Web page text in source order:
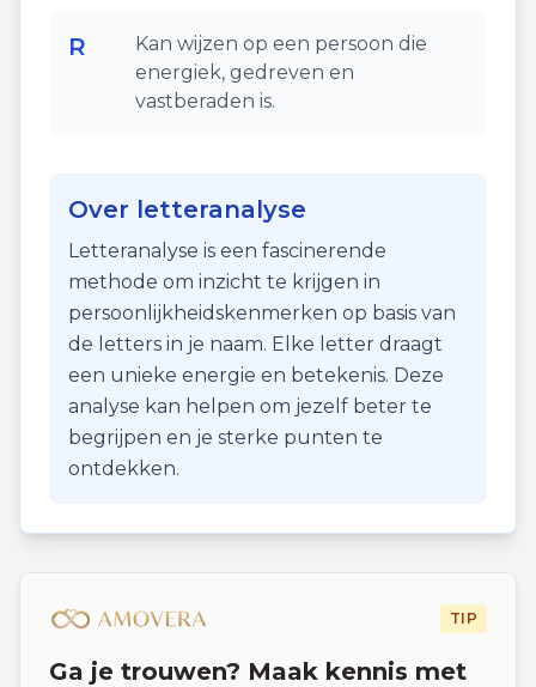
R
Kan wijzen op een persoon die
energiek, gedreven en
vastberaden is.
Over letteranalyse
Letteranalyse is een fascinerende
methode om inzicht te krijgen in
persoonlijkheidskenmerken op basis van
de letters in je naam. Elke letter draagt
een unieke energie en betekenis. Deze
analyse kan helpen om jezelf beter te
begrijpen en je sterke punten te
ontdekken.
TIP
Ga je trouwen? Maak kennis met